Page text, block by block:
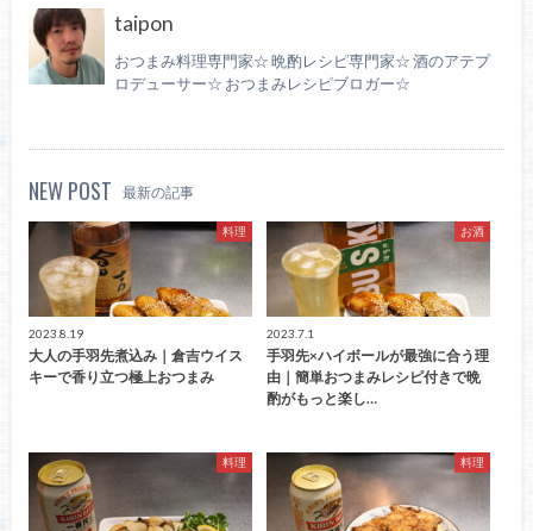
taipon
おつまみ料理専門家☆ 晩酌レシピ専門家☆ 酒のアテプ
ロデューサー☆ おつまみレシピブロガー☆
NEW POST 最新の記事
料理
2023.8.19
大人の手羽先煮込み｜倉吉ウイス
キーで香り立つ極上おつまみ
お酒
2023.7.1
手羽先×ハイボールが最強に合う理
由｜簡単おつまみレシピ付きで晩
酌がもっと楽し…
料理 料理